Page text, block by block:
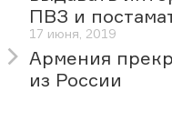
ПВЗ и
17 июня, 2019
Армения
из России